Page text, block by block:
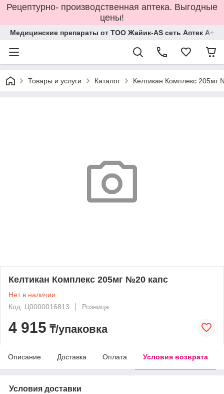
Рецептурно- производственная аптека. Выгодные
цены!
Медицинские препараты от ТОО Жайик-AS сеть Аптек А+
Товары и услуги Каталог Келтикан Комплекс 205мг
Келтикан Комплекс 205мг №20 капс
Нет в наличии
Код: Ц0000016813
Розница
4 915 ₸/упаковка
Описание Доставка Оплата Условия возврата
Условия доставки